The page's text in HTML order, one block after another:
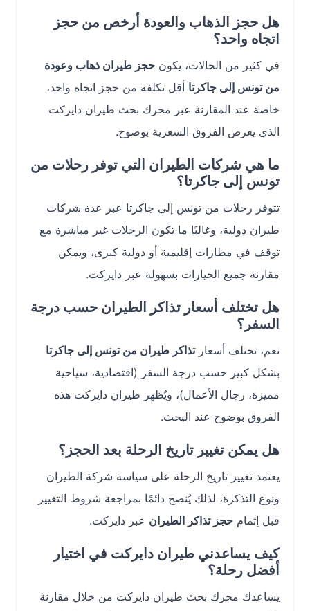
هل حجز الذهاب والعودة أرخص من حجز
اتجاه واحد؟
في كثير من الحالات، يكون حجز طيران ذهاب وعودة
من تونس إلى جاكرتاأقل تكلفة من حجز اتجاه واحد،
خاصة عند المقارنة عبر محرك بحث طيران دايركت
الذي يعرض الفروق السعرية بوضوح.
ما هي شركات الطيران التي توفر رحلات من
تونس إلى جاكرتا؟
تتوفر رحلات من تونس إلى جاكرتا عبر عدة شركات
طيران دولية، وغالبًا ما تكون الرحلات غير مباشرة مع
توقف في مطارات إقليمية أو دولية كبرى، ويمكن
مقارنة جميع الخيارات بسهولة عبر دايركت.
هل تختلف أسعار تذاكر الطيران حسب درجة
السفر؟
نعم، تختلف أسعارتذاكر طيران من تونس إلى جاكرتا
بشكل كبير حسب درجة السفر (اقتصادية، سياحية
مميزة، رجال الأعمال)، ويُظهر طيران دايركت هذه
الفروق بوضوح عند البحث.
هل يمكن تغيير تاريخ الرحلة بعد الحجز؟
يعتمد تغيير تاريخ الرحلة على سياسة شركة الطيران
ونوع التذكرة، لذلك يُنصح دائمًا بمراجعة شروط التغيير
قبل إتمام حجز تذاكر الطيرانعبر دايركت.
كيف يساعدني طيران دايركت في اختيار
أفضل رحلة؟
يساعدك محرك بحث طيران دايركت من خلال مقارنة